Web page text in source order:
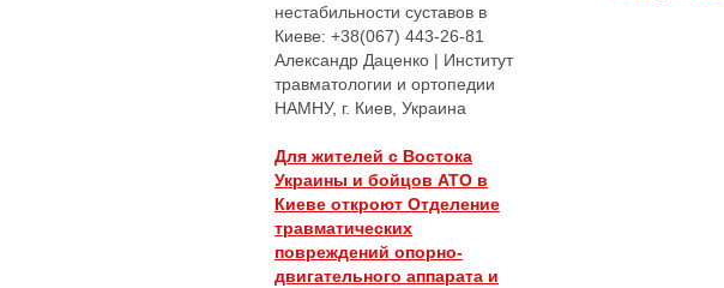
нестабильности суставов в
Киеве: +38(067) 443-26-81
Александр Даценко | Институт
травматологии и ортопедии
НАМНУ, г. Киев, Украина
Для жителей с Востока
Украины и бойцов АТО в
Киеве откроют Отделение
травматических
повреждений опорно-
двигательного аппарата и